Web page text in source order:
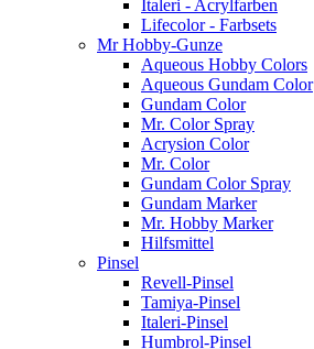
Italeri - Acrylfarben
Lifecolor - Farbsets
Mr Hobby-Gunze
Aqueous Hobby Colors
Aqueous Gundam Color
Gundam Color
Mr. Color Spray
Acrysion Color
Mr. Color
Gundam Color Spray
Gundam Marker
Mr. Hobby Marker
Hilfsmittel
Pinsel
Revell-Pinsel
Tamiya-Pinsel
Italeri-Pinsel
Humbrol-Pinsel